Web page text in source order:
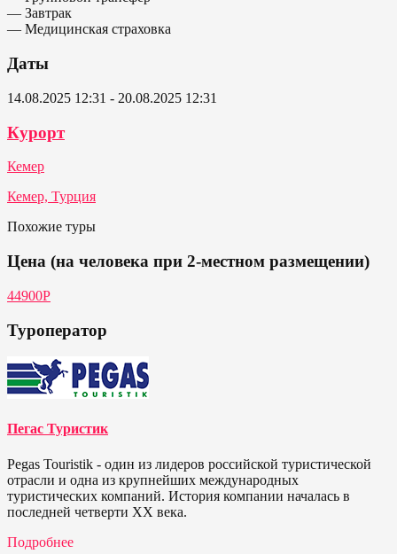
— Завтрак
— Медицинская страховка
Даты
14.08.2025 12:31 - 20.08.2025 12:31
Курорт
Кемер
Кемер, Турция
Похожие туры
Цена (на человека при 2-местном размещении)
44900P
Туроператор
Пегас Туристик
Pegas Touristik - один из лидеров российской туристической
отрасли и одна из крупнейших международных
туристических компаний. История компании началась в
последней четверти ХХ века.
Подробнее